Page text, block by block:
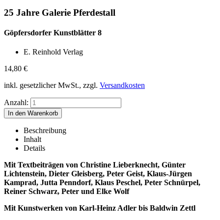
25 Jahre Galerie Pferdestall
Göpfersdorfer Kunstblätter 8
E. Reinhold Verlag
14,80 €
inkl. gesetzlicher MwSt., zzgl. Versandkosten
Anzahl:
Beschreibung
Inhalt
Details
Mit Textbeiträgen von Christine Lieberknecht, Günter
Lichtenstein, Dieter Gleisberg, Peter Geist, Klaus-Jürgen
Kamprad, Jutta Penndorf, Klaus Peschel, Peter Schnürpel,
Reiner Schwarz, Peter und Elke Wolf
Mit Kunstwerken von Karl-Heinz Adler bis Baldwin Zettl